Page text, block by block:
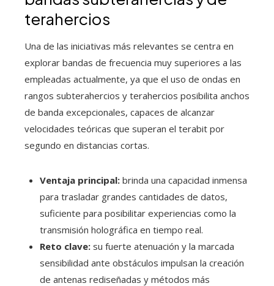
terahercios
Una de las iniciativas más relevantes se centra en
explorar bandas de frecuencia muy superiores a las
empleadas actualmente, ya que el uso de ondas en
rangos subterahercios y terahercios posibilita anchos
de banda excepcionales, capaces de alcanzar
velocidades teóricas que superan el terabit por
segundo en distancias cortas.
Ventaja principal: brinda una capacidad inmensa
para trasladar grandes cantidades de datos,
suficiente para posibilitar experiencias como la
transmisión holográfica en tiempo real.
Reto clave: su fuerte atenuación y la marcada
sensibilidad ante obstáculos impulsan la creación
de antenas rediseñadas y métodos más